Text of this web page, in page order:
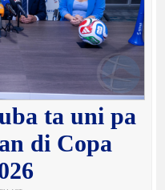
ta uni pa
di Copa